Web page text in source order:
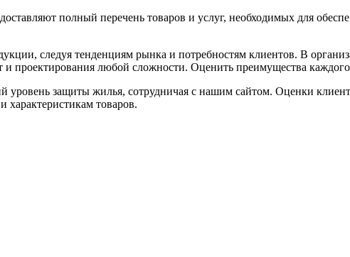
полный перечень товаров и услуг, необходимых для
следуя тенденциям рынка и потребностям клиентов. В
проектирования любой сложности. Оценить преимущества
защиты жилья, сотрудничая с нашим сайтом. Оценки
характеристикам товаров.